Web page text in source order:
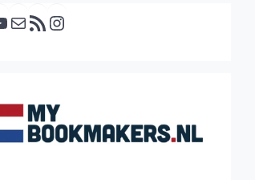
YouTube E-mail RSS feed